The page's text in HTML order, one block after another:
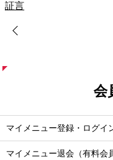
証言
会
マイメニュー登録・ログイ
マイメニュー退会（有料会